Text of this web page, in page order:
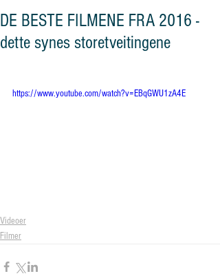
DE BESTE FILMENE FRA 2016 -
dette synes storetveitingene
https://www.youtube.com/watch?v=EBqGWU1zA4E
Videoer
Filmer